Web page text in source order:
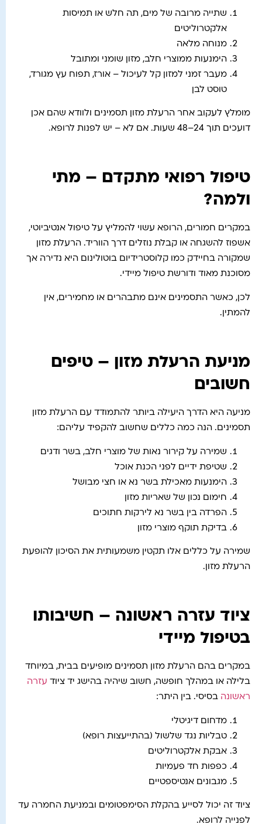
שתייה מרובה של מים, תה חלש או תמיסות
אלקטרוליטים
מנוחה מלאה
הימנעות ממוצרי חלב, מזון שומני ומתובל
מעבר זמני למזון קל לעיכול – אורז, תפוח עץ מגורד,
טוסט לבן
מומלץ לעקוב אחר הרעלת מזון תסמינים ולוודא שהם אכן
דועכים תוך 24–48 שעות. אם לא – יש לפנות לרופא.
טיפול רפואי מתקדם – מתי
ולמה?
במקרים חמורים, הרופא עשוי להמליץ על טיפול אנטיביוטי,
אשפוז להשגחה או קבלת נוזלים דרך הווריד. הרעלת מזון
שמקורה בחיידק כמו קלוסטרידיום בוטולינום היא נדירה אך
מסוכנת מאוד ודורשת טיפול מיידי.
לכן, כאשר התסמינים אינם מתבהרים או מחמירים, אין
להמתין.
מניעת הרעלת מזון – טיפים
חשובים
מניעה היא הדרך היעילה ביותר להתמודד עם הרעלת מזון
תסמינים. הנה כמה כללים שחשוב להקפיד עליהם:
שמירה על קירור נאות של מוצרי חלב, בשר ודגים
שטיפת ידיים לפני הכנת אוכל
הימנעות מאכילת בשר נא או חצי מבושל
חימום נכון של שאריות מזון
הפרדה בין בשר נא לירקות חתוכים
בדיקת תוקף מוצרי מזון
שמירה על כללים אלו תקטין משמעותית את הסיכון להופעת
הרעלת מזון.
ציוד עזרה ראשונה – חשיבותו
בטיפול מיידי
במקרים בהם הרעלת מזון תסמינים מופיעים בבית, במיוחד
בלילה או במהלך חופשה, חשוב שיהיה בהישג יד ציוד עזרה
ראשונה בסיסי. בין היתר:
מדחום דיגיטלי
טבליות נגד שלשול (בהתייעצות רופא)
אבקת אלקטרוליטים
כפפות חד פעמיות
מגבונים אנטיספטיים
ציוד זה יכול לסייע בהקלת הסימפטומים ובמניעת החמרה עד
לפנייה לרופא.